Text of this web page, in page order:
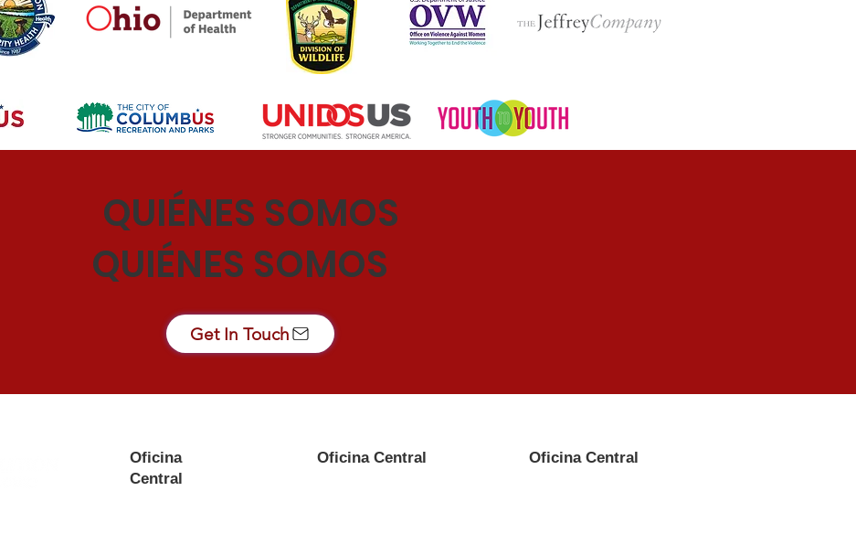
QUIÉNES SOMOS
QUIÉNES SOMOS
Get In Touch
Oficina
Central
Oficina Central Oficina Central